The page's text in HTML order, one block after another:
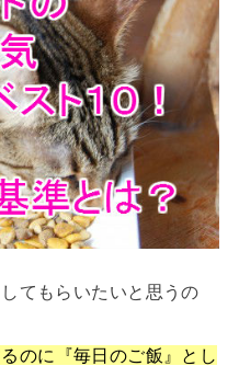
てもらいたいと思うの
のに『毎日のご飯』とし